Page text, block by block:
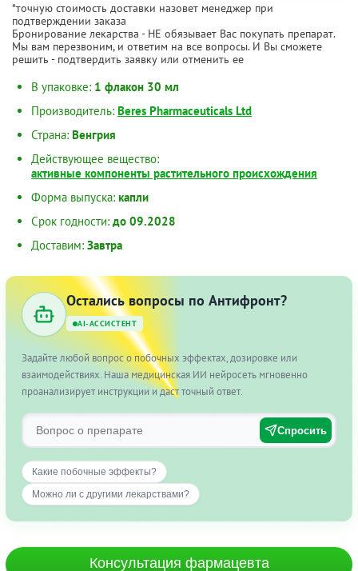
*точную стоимость доставки назовет менеджер при
подтверждении заказа
Бронирование лекарства - НЕ обязывает Вас покупать препарат.
Мы вам перезвоним, и ответим на все вопросы. И Вы сможете
решить - подтвердить заявку или отменить ее
В упаковке: 1 флакон 30 мл
Производитель: Beres Pharmaceuticals Ltd
Страна: Венгрия
Действующее вещество:
активные компоненты растительного происхождения
Форма выпуска: капли
Срок годности: до 09.2028
Доставим: Завтра
Остались вопросы по Антифронт?
AI-АССИСТЕНТ
Задайте любой вопрос о побочных эффектах, дозировке или
взаимодействиях. Наша медицинская ИИ нейросеть мгновенно
проанализирует инструкции и даст точный ответ.
Спросить
Какие побочные эффекты?
Можно ли с другими лекарствами?
Консультация фармацевта